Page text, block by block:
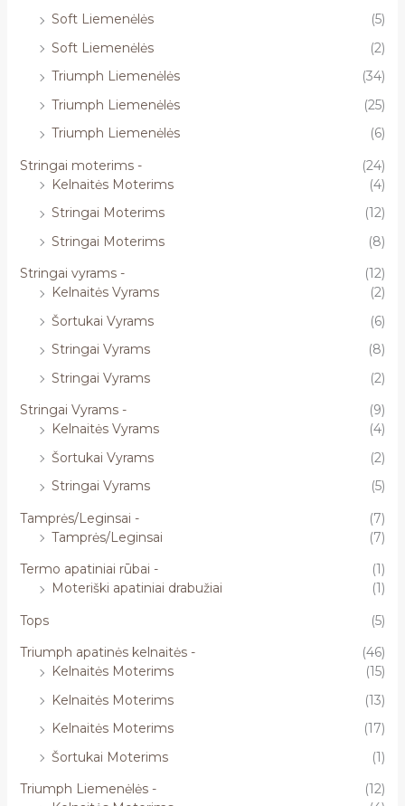
Soft Liemenėlės
(5)
Soft Liemenėlės
(2)
Triumph Liemenėlės
(34)
Triumph Liemenėlės
(25)
Triumph Liemenėlės
(6)
Stringai moterims -
(24)
Kelnaitės Moterims
(4)
Stringai Moterims
(12)
Stringai Moterims
(8)
Stringai vyrams -
(12)
Kelnaitės Vyrams
(2)
Šortukai Vyrams
(6)
Stringai Vyrams
(8)
Stringai Vyrams
(2)
Stringai Vyrams -
(9)
Kelnaitės Vyrams
(4)
Šortukai Vyrams
(2)
Stringai Vyrams
(5)
Tamprės/Leginsai -
(7)
Tamprės/Leginsai
(7)
Termo apatiniai rūbai -
(1)
Moteriški apatiniai drabužiai
(1)
Tops
(5)
Triumph apatinės kelnaitės -
(46)
Kelnaitės Moterims
(15)
Kelnaitės Moterims
(13)
Kelnaitės Moterims
(17)
Šortukai Moterims
(1)
Triumph Liemenėlės -
(12)